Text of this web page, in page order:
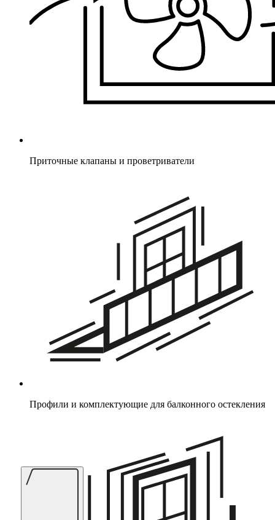
Приточные клапаны и проветриватели
Профили и комплектующие для балконного остекления